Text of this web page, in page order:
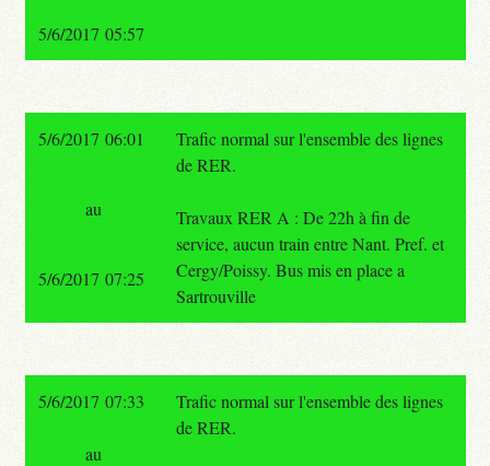
5/6/2017 05:57
5/6/2017 06:01
Trafic normal sur l'ensemble des lignes
de RER.
Travaux RER A : De 22h à fin de
service, aucun train entre Nant. Pref. et
Cergy/Poissy. Bus mis en place a
Sartrouville
au
5/6/2017 07:25
5/6/2017 07:33
Trafic normal sur l'ensemble des lignes
de RER.
au